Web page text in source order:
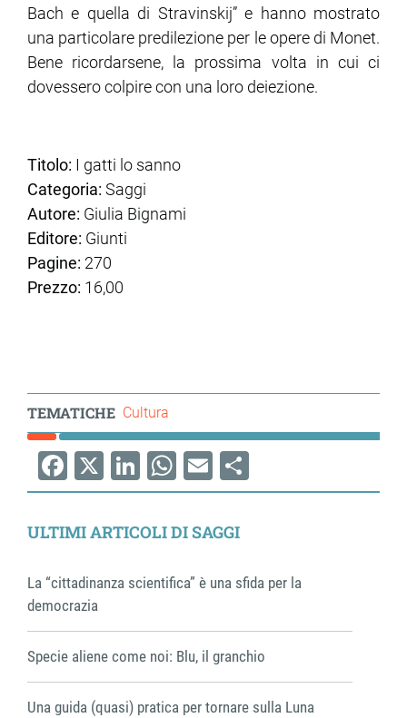
Bach e quella di Stravinskij” e hanno mostrato
una particolare predilezione per le opere di Monet.
Bene ricordarsene, la prossima volta in cui ci
dovessero colpire con una loro deiezione.
Titolo: I gatti lo sanno
Categoria: Saggi
Autore: Giulia Bignami
Editore: Giunti
Pagine: 270
Prezzo: 16,00
TEMATICHE Cultura
Facebook
X LinkedIn
WhatsApp
EmailShare
ULTIMI ARTICOLI DI SAGGI
La “cittadinanza scientifica” è una sfida per la
democrazia
Specie aliene come noi: Blu, il granchio
Una guida (quasi) pratica per tornare sulla Luna